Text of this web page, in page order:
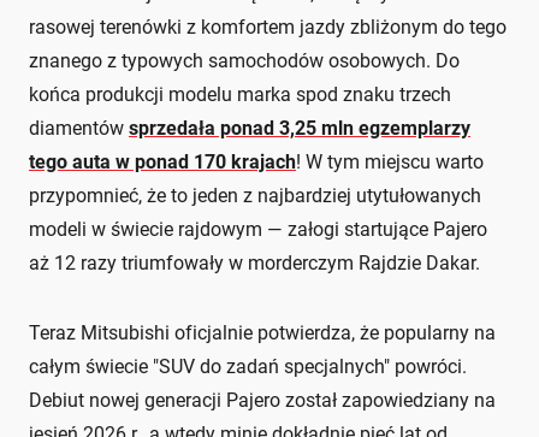
rasowej terenówki z komfortem jazdy zbliżonym do tego
znanego z typowych samochodów osobowych. Do
końca produkcji modelu marka spod znaku trzech
diamentów sprzedała ponad 3,25 mln egzemplarzy
tego auta w ponad 170 krajach! W tym miejscu warto
przypomnieć, że to jeden z najbardziej utytułowanych
modeli w świecie rajdowym — załogi startujące Pajero
aż 12 razy triumfowały w morderczym Rajdzie Dakar.
Teraz Mitsubishi oficjalnie potwierdza, że popularny na
całym świecie "SUV do zadań specjalnych" powróci.
Debiut nowej generacji Pajero został zapowiedziany na